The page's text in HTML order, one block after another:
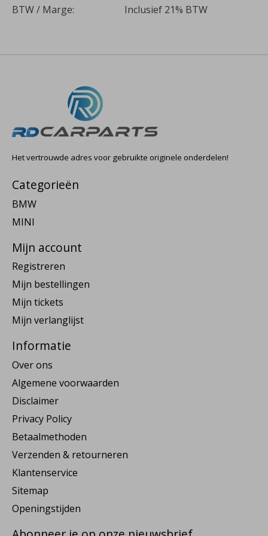
BTW / Marge: Inclusief 21% BTW
Het vertrouwde adres voor gebruikte originele onderdelen!
Categorieën
BMW
MINI
Mijn account
Registreren
Mijn bestellingen
Mijn tickets
Mijn verlanglijst
Informatie
Over ons
Algemene voorwaarden
Disclaimer
Privacy Policy
Betaalmethoden
Verzenden & retourneren
Klantenservice
Sitemap
Openingstijden